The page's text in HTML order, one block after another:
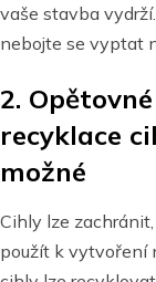
vaše stavba
nebojte se vyptat
2.
recyklace
možné
Cihly lze
použít k vytvoření